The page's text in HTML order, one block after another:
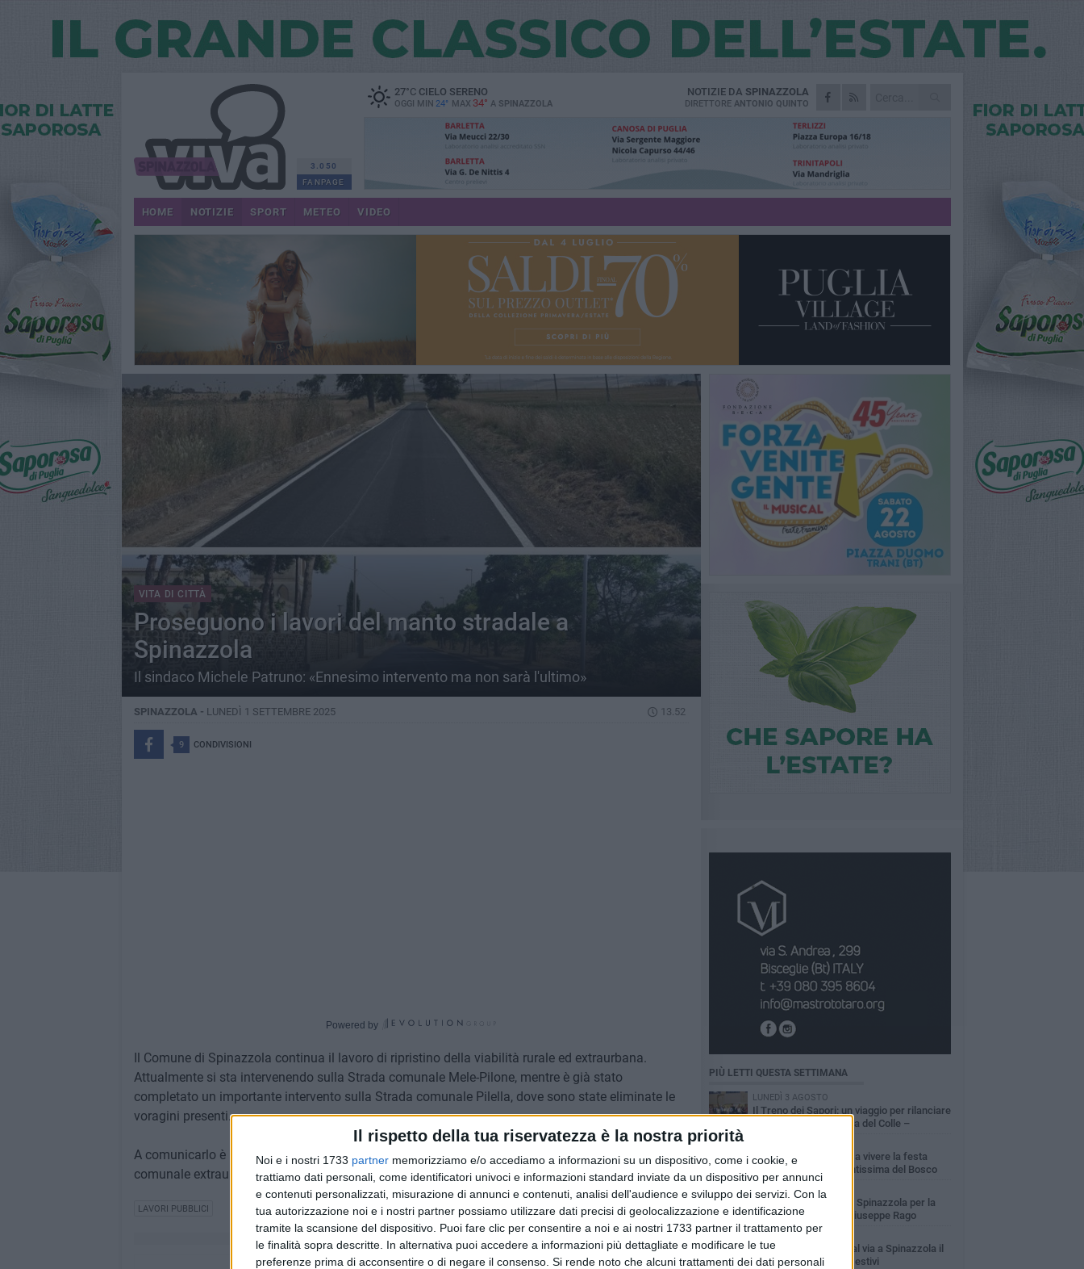
Il rispetto della tua riservatezza è la nostra priorità
Noi e i nostri 1733 partner memorizziamo e/o accediamo a informazioni su un dispositivo, come i cookie, e
trattiamo dati personali, come identificatori univoci e informazioni standard inviate da un dispositivo per annunci
e contenuti personalizzati, misurazione di annunci e contenuti, analisi dell'audience e sviluppo dei servizi. Con la
tua autorizzazione noi e i nostri partner possiamo utilizzare dati precisi di geolocalizzazione e identificazione
tramite la scansione del dispositivo. Puoi fare clic per consentire a noi e ai nostri 1733 partner il trattamento per
le finalità sopra descritte. In alternativa puoi accedere a informazioni più dettagliate e modificare le tue
preferenze prima di acconsentire o di negare il consenso. Si rende noto che alcuni trattamenti dei dati personali
3.050
FANPAGE
27°CCIELO SERENO
OGGI MIN 24° MAX 34° A SPINAZZOLA
NOTIZIE DA SPINAZZOLA
DIRETTORE ANTONIO QUINTO
HOME NOTIZIE SPORT METEO VIDEO
VITA DI CITTÀ
Proseguono i lavori del manto stradale a
Spinazzola
Il sindaco Michele Patruno: «Ennesimo intervento ma non sarà l'ultimo»
SPINAZZOLA - LUNEDÌ 1 SETTEMBRE 2025 13.52
9 CONDIVISIONI
Powered by
Il Comune di Spinazzola continua il lavoro di ripristino della viabilità rurale ed extraurbana.
Attualmente si sta intervenendo sulla Strada comunale Mele-Pilone, mentre è già stato
completato un importante intervento sulla Strada comunale Pilella, dove sono state eliminate le
voragini presenti.
A comunicarlo è il sindaco Michele Patruno: «Stiamo gradualmente ripristinando una viabilità
comunale extraurbana. Ennesimo intervento ma non sarà l'ultimo».
LAVORI PUBBLICI
PIÙ LETTI QUESTA SETTIMANA
LUNEDÌ 3 AGOSTO
Il Treno dei Sapori: un viaggio per rilanciare
la storica ferrovia Gioia del Colle –
Rocchetta Sant’Antonio
Spinazzola si prepara a vivere la festa
patronale di Maria Santissima del Bosco
GIOVEDÌ 23 LUGLIO
Cordoglio della Città di Spinazzola per la
scomparsa del dott. Giuseppe Rago
GIOVEDÌ 2 LUGLIO
Ferie artistiche 2026: al via a Spinazzola il
cartellone degli eventi estivi